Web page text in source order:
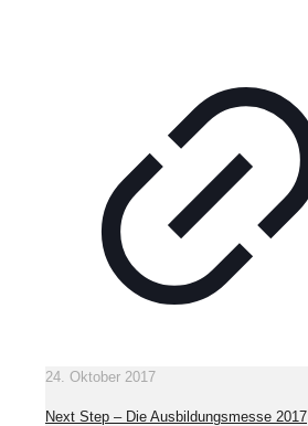
24. Oktober 2017
Next Step – Die Ausbildungsmesse 2017